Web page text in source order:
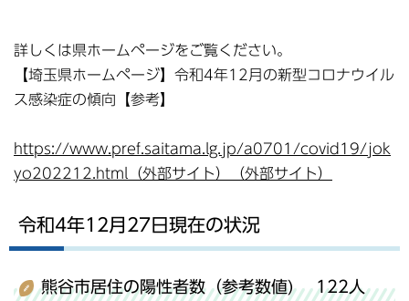
詳しくは県ホームページをご覧ください。
【埼玉県ホームページ】令和4年12月の新型コロナウイル
ス感染症の傾向【参考】
https://www.pref.saitama.lg.jp/a0701/covid19/jok
yo202212.html（外部サイト）（外部サイト）
令和4年12月27日現在の状況
熊谷市居住の陽性者数（参考数値) 122人